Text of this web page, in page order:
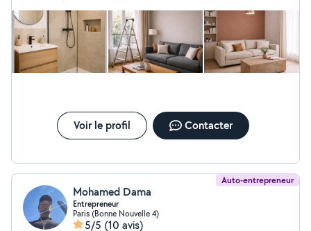
sa façon d’apprivoiser les cartons ! Je recommande fortement
ce jeune homme qui est déterminé ! Merci encore brave jeune
homme
Voir le profil Contacter
Auto-entrepreneur
Mohamed Dama
Entrepreneur
Paris (Bonne Nouvelle 4)
5/5 (10 avis)